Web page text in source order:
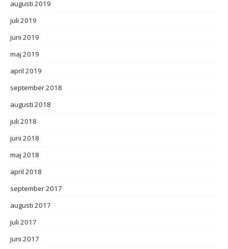
augusti 2019
juli 2019
juni 2019
maj 2019
april 2019
september 2018
augusti 2018
juli 2018
juni 2018
maj 2018
april 2018
september 2017
augusti 2017
juli 2017
juni 2017